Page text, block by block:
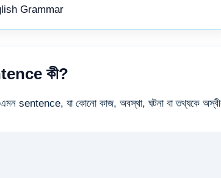
Grammar
কী?
যা কোনো কাজ, অবস্থা, ঘটনা বা তথ্যকে অস্বীকার